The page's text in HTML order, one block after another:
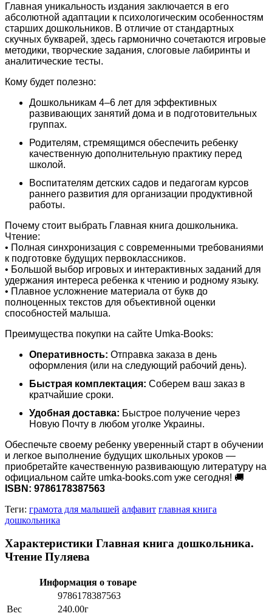
Главная уникальность издания заключается в его
абсолютной адаптации к психологическим особенностям
старших дошкольников. В отличие от стандартных
скучных букварей, здесь гармонично сочетаются игровые
методики, творческие задания, слоговые лабиринты и
аналитические тесты.
Кому будет полезно:
Дошкольникам 4–6 лет для эффективных
развивающих занятий дома и в подготовительных
группах.
Родителям, стремящимся обеспечить ребенку
качественную дополнительную практику перед
школой.
Воспитателям детских садов и педагогам курсов
раннего развития для организации продуктивной
работы.
Почему стоит выбрать Главная книга дошкольника.
Чтение:
• Полная синхронизация с современными требованиями
к подготовке будущих первоклассников.
• Большой выбор игровых и интерактивных заданий для
удержания интереса ребенка к чтению и родному языку.
• Плавное усложнение материала от букв до
полноценных текстов для объективной оценки
способностей малыша.
Преимущества покупки на сайте Umka-Books:
Оперативность: Отправка заказа в день
оформления (или на следующий рабочий день).
Быстрая комплектация: Соберем ваш заказ в
кратчайшие сроки.
Удобная доставка: Быстрое получение через
Новую Почту в любом уголке Украины.
Обеспечьте своему ребенку уверенный старт в обучении
и легкое выполнение будущих школьных уроков —
приобретайте качественную развивающую литературу на
официальном сайте umka-books.com уже сегодня! 🚚
ISBN: 9786178387563
Теги: грамота для малышей алфавит главная книга
дошкольника
Характеристики Главная книга дошкольника.
Чтение Пуляева
Информация о товаре
9786178387563
Вес
240.00г